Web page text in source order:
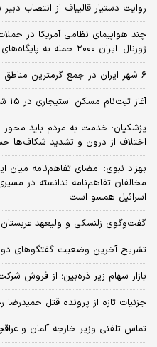
روایت دستیار قالیباف از انتصاب
چند هواپیمای نظامی آمریکا در
ژورنال: ایران ۲۰۰۰ حمله به پایگاه‌های آمریکا در منطقه انجام داده است
۶ شهر ایران در جمع گرمترین مناطق جهان قرار گرفتند + اسامی
آغاز ثبت‌نام مسکن استیجاری در 15 شهر/ این دو کلانشهر در اولویت
پزشکیان: خدمت به مردم باید محور
اختلاف از درون و تشدید شکاف‌ها
بهزاد نبوی: امضای تفاهم‌نامه میان
مخالفان تفاهم‌نامه ندانسته در
اسرائیل همسو است
گفت‌وگوی زلنسکی و ولیعهد عربستان
تشریح آخرین وضعیت گفتگوهای
بازار سهام زیر ذره‌بین؛ از فروش
جزئیات تازه از پرونده قتل
تماس تلفنی وزیر خارجه آلمان و